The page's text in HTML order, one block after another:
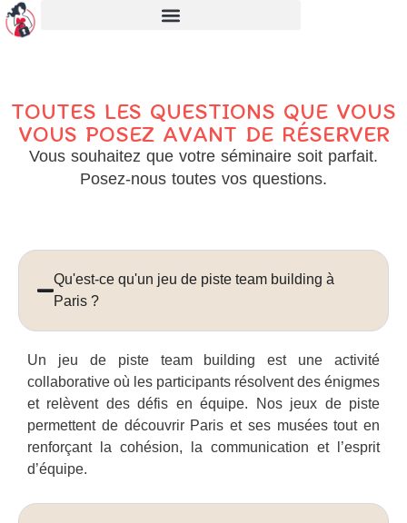
TOUTES LES QUESTIONS QUE VOUS
VOUS POSEZ AVANT DE RÉSERVER
Vous souhaitez que votre séminaire soit parfait.
Posez-nous toutes vos questions.
Qu'est-ce qu'un jeu de piste team building à
Paris ?
Un jeu de piste team building est une activité
collaborative où les participants résolvent des énigmes
et relèvent des défis en équipe. Nos jeux de piste
permettent de découvrir Paris et ses musées tout en
renforçant la cohésion, la communication et l’esprit
d’équipe.